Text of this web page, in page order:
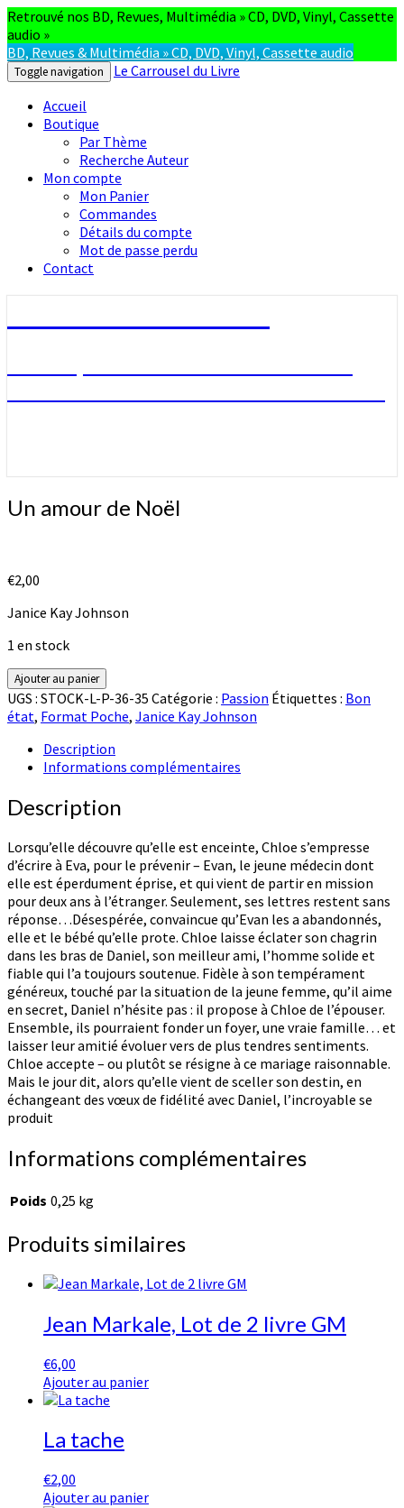
Retrouvé nos BD, Revues, Multimédia » CD, DVD, Vinyl, Cassette
audio »
BD, Revues & Multimédia » CD, DVD, Vinyl, Cassette audio
Toggle navigation
Le Carrousel du Livre
Accueil
Boutique
Par Thème
Recherche Auteur
Mon compte
Mon Panier
Commandes
Détails du compte
Mot de passe perdu
Contact
Un
amour
Un amour de Noël
€2,00
Janice Kay Johnson
1 en stock
quantité
de
Un
Noël
Ajouter au panier
UGS : STOCK-L-P-36-35 Catégorie : Passion Étiquettes : Bon
état, Format Poche, Janice Kay Johnson
Description
Informations complémentaires
Description
Lorsqu’elle découvre qu’elle est enceinte, Chloe s’empresse
d’écrire à Eva, pour le prévenir – Evan, le jeune médecin dont
elle est éperdument éprise, et qui vient de partir en mission
pour deux ans à l’étranger. Seulement, ses lettres restent sans
réponse…Désespérée, convaincue qu’Evan les a abandonnés,
elle et le bébé qu’elle prote. Chloe laisse éclater son chagrin
dans les bras de Daniel, son meilleur ami, l’homme solide et
fiable qui l’a toujours soutenue. Fidèle à son tempérament
généreux, touché par la situation de la jeune femme, qu’il aime
en secret, Daniel n’hésite pas : il propose à Chloe de l’épouser.
Ensemble, ils pourraient fonder un foyer, une vraie famille… et
laisser leur amitié évoluer vers de plus tendres sentiments.
Chloe accepte – ou plutôt se résigne à ce mariage raisonnable.
Mais le jour dit, alors qu’elle vient de sceller son destin, en
échangeant des vœux de fidélité avec Daniel, l’incroyable se
produit
Informations complémentaires
Poids 0,25 kg
Produits similaires
Jean Markale, Lot de 2 livre GM
€6,00
Ajouter au panier
La tache
€2,00
Ajouter au panier